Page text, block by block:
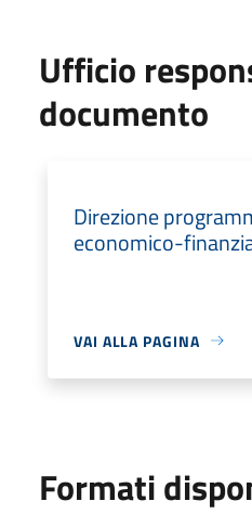
Ufficio
documento
Direzione
economico-
VAI ALLA PAGINA
Formati